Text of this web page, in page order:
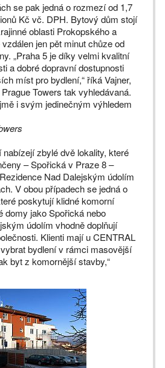
se pak jedná o rozmezí od 1,7
Kč vč. DPH. Bytový dům stojí
oblasti Prokopského a
jen pět minut chůze od
„Praha 5 je díky velmi kvalitní
a dobré dopravní dostupnosti
míst pro bydlení,“ říká Vajner,
Towers tak vyhledávaná.
i svým jedinečným výhledem
zbylé dvě lokality, které
– Spořická v Praze 8 –
Nad Dalejským údolím
V obou případech se jedná o
poskytují klidné komorní
domy jako Spořická nebo
údolím vhodně doplňují
Klienti mají u CENTRAL
bydlení v rámci masovější
byt z komornější stavby,“